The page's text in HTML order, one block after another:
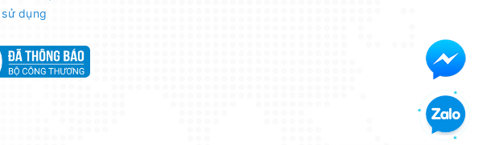
sản phẩm thực tế
sẽ hỗ trợ ngay cho
dụng